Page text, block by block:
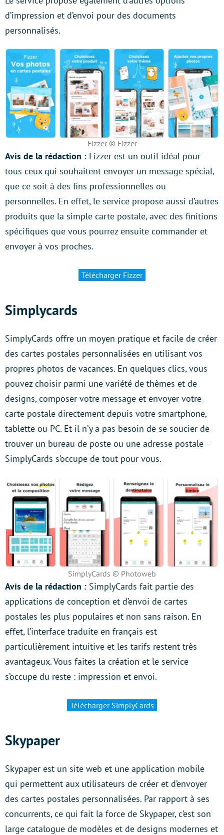
d’impression et d’envoi pour des documents
personnalisés.
Fizzer © Fizzer
Avis de la rédaction : Fizzer est un outil idéal pour
tous ceux qui souhaitent envoyer un message spécial,
que ce soit à des fins professionnelles ou
personnelles. En effet, le service propose aussi d’autres
produits que la simple carte postale, avec des finitions
spécifiques que vous pourrez ensuite commander et
envoyer à vos proches.
Télécharger Fizzer
Simplycards
SimplyCards offre un moyen pratique et facile de créer
des cartes postales personnalisées en utilisant vos
propres photos de vacances. En quelques clics, vous
pouvez choisir parmi une variété de thèmes et de
designs, composer votre message et envoyer votre
carte postale directement depuis votre smartphone,
tablette ou PC. Et il n’y a pas besoin de se soucier de
trouver un bureau de poste ou une adresse postale –
SimplyCards s’occupe de tout pour vous.
SimplyCards © Photoweb
Avis de la rédaction : SimplyCards fait partie des
applications de conception et d’envoi de cartes
postales les plus populaires et non sans raison. En
effet, l’interface traduite en français est
particulièrement intuitive et les tarifs restent très
avantageux. Vous faites la création et le service
s’occupe du reste : impression et envoi.
Télécharger SimplyCards
Skypaper
Skypaper est un site web et une application mobile
qui permettent aux utilisateurs de créer et d’envoyer
des cartes postales personnalisées. Par rapport à ses
concurrents, ce qui fait la force de Skypaper, c’est son
large catalogue de modèles et de designs modernes et